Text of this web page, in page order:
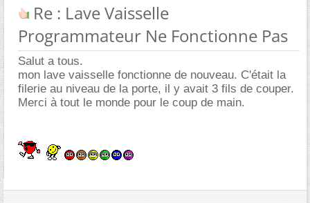
Re : Lave Vaisselle
Programmateur Ne Fonctionne Pas
Salut a tous.
mon lave vaisselle fonctionne de nouveau. C'était la
filerie au niveau de la porte, il y avait 3 fils de couper.
Merci à tout le monde pour le coup de main.